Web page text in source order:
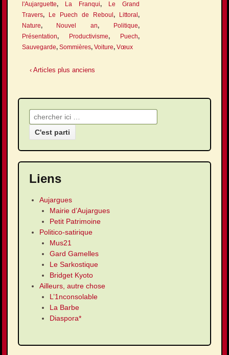
l'Aujarguette, La Franqui,
Le Grand
Travers, Le Puech de Reboul, Littoral,
Nature, Nouvel an, Politique,
Présentation, Productivisme, Puech,
Sauvegarde, Sommières, Voiture, Vœux
‹ Articles plus anciens
Recherche pour:
Liens
Aujargues
Mairie d’Aujargues
Petit Patrimoine
Politico-satirique
Mus21
Gard Gamelles
Le Sarkostique
Bridget Kyoto
Ailleurs, autre chose
L’1nconsolable
La Barbe
Diaspora*